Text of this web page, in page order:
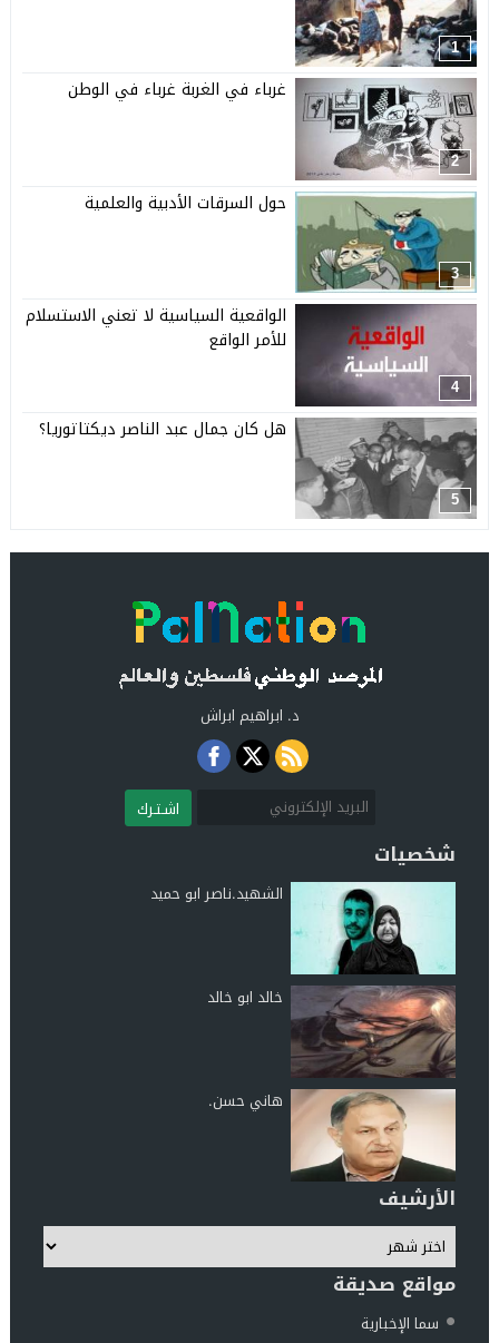
1
2
غرباء في الغربة غرباء في الوطن
3
حول السرقات الأدبية والعلمية
4
الواقعية السياسية لا تعني الاستسلام
للأمر الواقع
5
هل كان جمال عبد الناصر ديكتاتوريا؟
د. ابراهيم ابراش
اشـتـرك
شخصيات
الشهيد.ناصر ابو حميد
خالد ابو خالد
هاني حسن.
الأرشيف
مواقع صديقة
سما الإخبارية